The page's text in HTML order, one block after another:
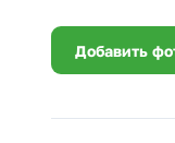
Добавить